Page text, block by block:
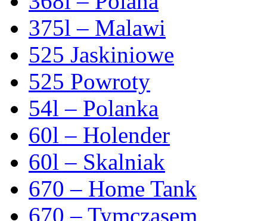
375l – Malawi
525 Jaskiniowe
525 Powroty
54l – Polanka
60l – Holender
60l – Skalniak
670 – Home Tank
670 – Tymczasem